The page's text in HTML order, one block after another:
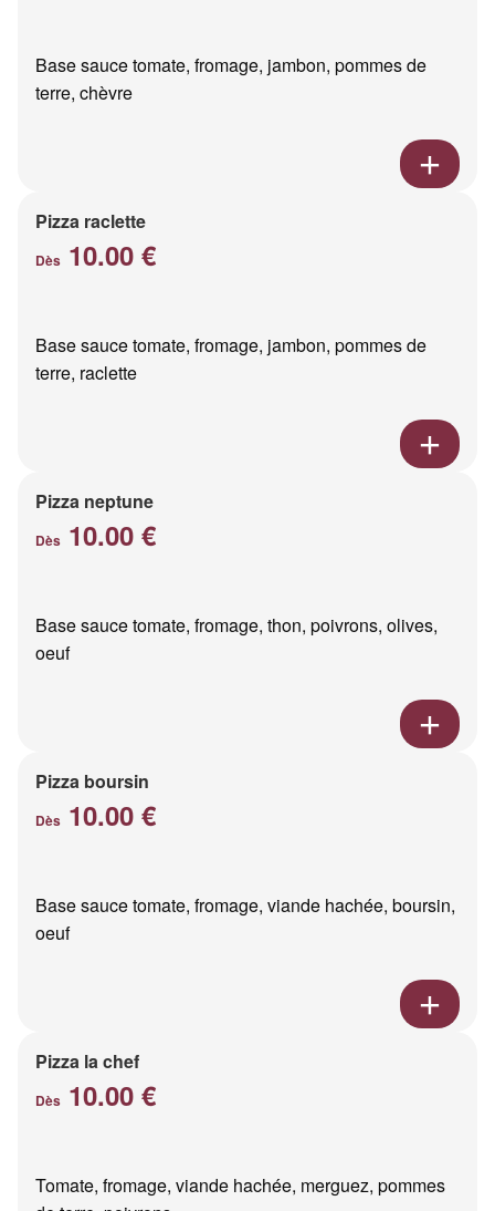
Base sauce tomate, fromage, jambon, pommes de
terre, chèvre
Pizza raclette
Dès 10.00 €
Base sauce tomate, fromage, jambon, pommes de
terre, raclette
Pizza neptune
Dès 10.00 €
Base sauce tomate, fromage, thon, poivrons, olives,
oeuf
Pizza boursin
Dès 10.00 €
Base sauce tomate, fromage, viande hachée, boursin,
oeuf
Pizza la chef
Dès 10.00 €
Tomate, fromage, viande hachée, merguez, pommes